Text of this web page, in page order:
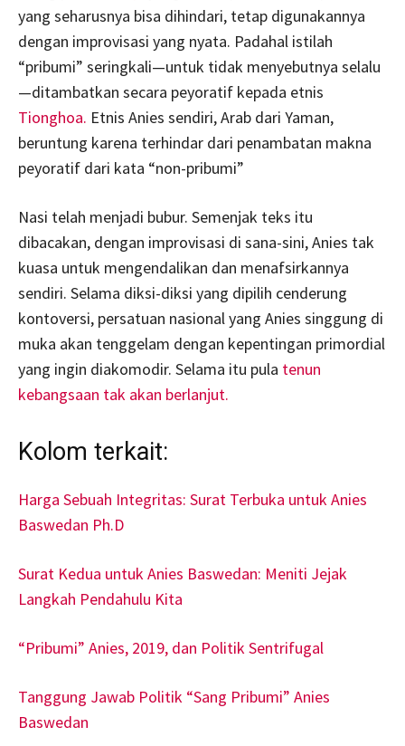
yang seharusnya bisa dihindari, tetap digunakannya
dengan improvisasi yang nyata. Padahal istilah
“pribumi” seringkali—untuk tidak menyebutnya selalu
—ditambatkan secara peyoratif kepada etnis
Tionghoa. Etnis Anies sendiri, Arab dari Yaman,
beruntung karena terhindar dari penambatan makna
peyoratif dari kata “non-pribumi”
Nasi telah menjadi bubur. Semenjak teks itu
dibacakan, dengan improvisasi di sana-sini, Anies tak
kuasa untuk mengendalikan dan menafsirkannya
sendiri. Selama diksi-diksi yang dipilih cenderung
kontoversi, persatuan nasional yang Anies singgung di
muka akan tenggelam dengan kepentingan primordial
yang ingin diakomodir. Selama itu pula tenun
kebangsaan tak akan berlanjut.
Kolom terkait:
Harga Sebuah Integritas: Surat Terbuka untuk Anies
Baswedan Ph.D
Surat Kedua untuk Anies Baswedan: Meniti Jejak
Langkah Pendahulu Kita
“Pribumi” Anies, 2019, dan Politik Sentrifugal
Tanggung Jawab Politik “Sang Pribumi” Anies
Baswedan